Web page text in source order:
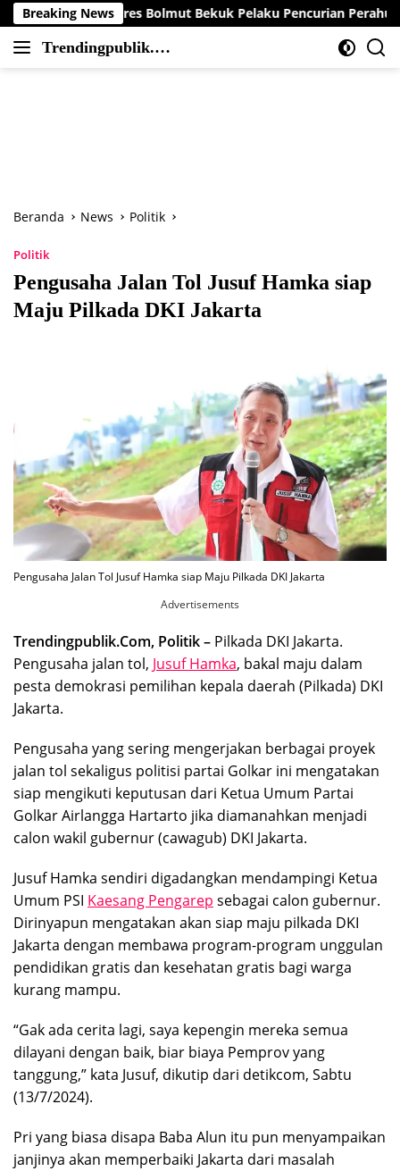
Langsung
ke
konten
Breaking News
Bolmut Bekuk Pelaku Pencurian Perahu di Daerah Buol
Trendingpublik.co
Berita
Beranda News Politik
Politik
Pengusaha Jalan Tol Jusuf Hamka siap
Maju Pilkada DKI Jakarta
Pengusaha Jalan Tol Jusuf Hamka siap Maju Pilkada DKI Jakarta
Advertisements
Trendingpublik.Com, Politik – Pilkada DKI Jakarta.
Pengusaha jalan tol, Jusuf Hamka, bakal maju dalam
pesta demokrasi pemilihan kepala daerah (Pilkada) DKI
Jakarta.
Pengusaha yang sering mengerjakan berbagai proyek
jalan tol sekaligus politisi partai Golkar ini mengatakan
siap mengikuti keputusan dari Ketua Umum Partai
Golkar Airlangga Hartarto jika diamanahkan menjadi
calon wakil gubernur (cawagub) DKI Jakarta.
Jusuf Hamka sendiri digadangkan mendampingi Ketua
Umum PSI Kaesang Pengarep sebagai calon gubernur.
Dirinyapun mengatakan akan siap maju pilkada DKI
Jakarta dengan membawa program-program unggulan
pendidikan gratis dan kesehatan gratis bagi warga
kurang mampu.
“Gak ada cerita lagi, saya kepengin mereka semua
dilayani dengan baik, biar biaya Pemprov yang
tanggung,” kata Jusuf, dikutip dari detikcom, Sabtu
(13/7/2024).
Pri yang biasa disapa Baba Alun itu pun menyampaikan
janjinya akan memperbaiki Jakarta dari masalah